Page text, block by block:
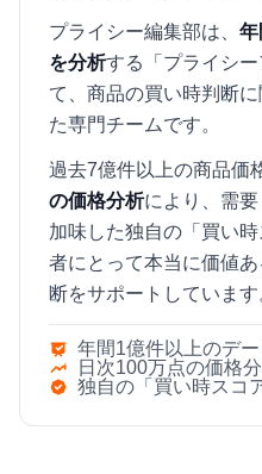
プライシー編集部は、 年
を分析する「プライシ
て、商品の買い時判断
た専門チームです。
過去7億件以上の商品価
の価格分析により、需
加味した独自の「買い
者にとって本当に価値
断をサポートしています
年間1億件以上のデ
日次100万点の価格
独自の「買い時スコ